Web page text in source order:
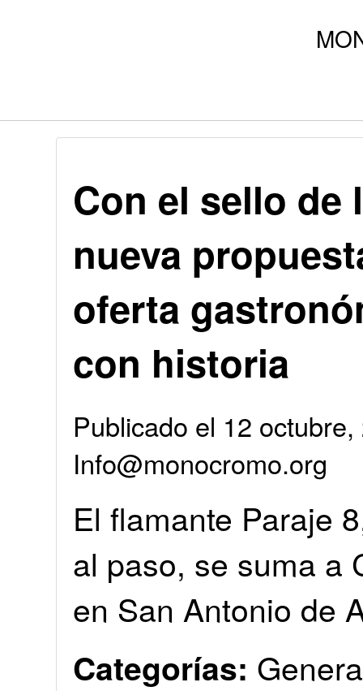
Con el sello de
nueva
oferta
con historia
Publicado el 12
Info@monocromo.org
El flamante Paraje
al paso, se suma a
en San Antonio de
Categorías: